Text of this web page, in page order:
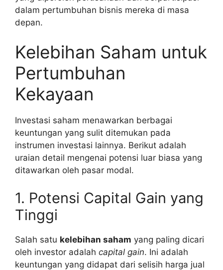
dalam pertumbuhan bisnis mereka di masa
depan.
Kelebihan Saham untuk
Pertumbuhan
Kekayaan
Investasi saham menawarkan berbagai
keuntungan yang sulit ditemukan pada
instrumen investasi lainnya. Berikut adalah
uraian detail mengenai potensi luar biasa yang
ditawarkan oleh pasar modal.
1. Potensi Capital Gain yang
Tinggi
Salah satu kelebihan saham yang paling dicari
oleh investor adalah capital gain. Ini adalah
keuntungan yang didapat dari selisih harga jual